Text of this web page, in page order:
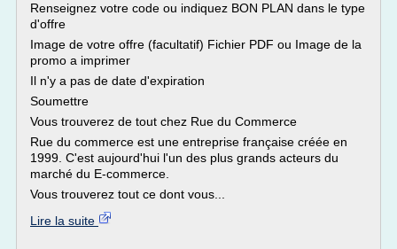
Renseignez votre code ou indiquez BON PLAN dans le type
d'offre
Image de votre offre (facultatif) Fichier PDF ou Image de la
promo a imprimer
Il n'y a pas de date d'expiration
Soumettre
Vous trouverez de tout chez Rue du Commerce
Rue du commerce est une entreprise française créée en
1999. C'est aujourd'hui l'un des plus grands acteurs du
marché du E-commerce.
Vous trouverez tout ce dont vous...
Lire la suite